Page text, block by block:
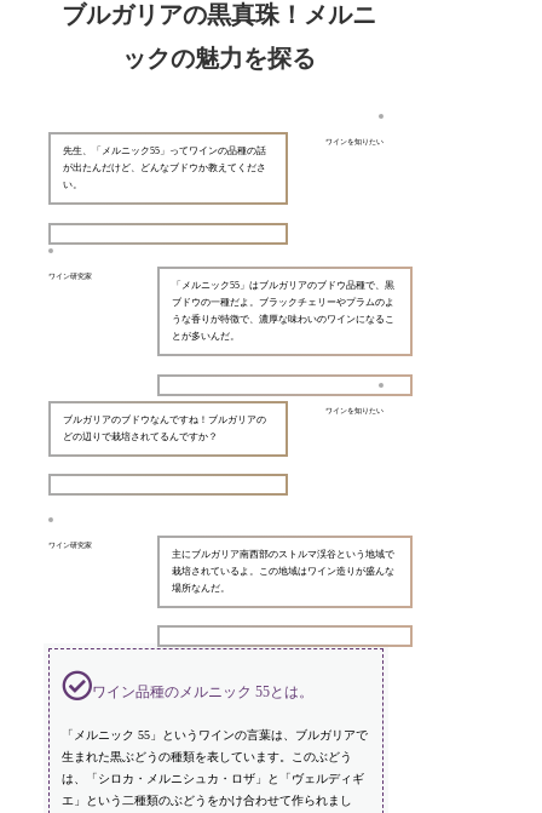
ブルガリアの黒真珠！メルニ
ックの魅力を探る
ワインを知りたい
先生、「メルニック55」ってワインの品種の話
が出たんだけど、どんなブドウか教えてくださ
い。
ワイン研究家
「メルニック55」はブルガリアのブドウ品種で、黒
ブドウの一種だよ。ブラックチェリーやプラムのよ
うな香りが特徴で、濃厚な味わいのワインになるこ
とが多いんだ。
ワインを知りたい
ブルガリアのブドウなんですね！ブルガリアの
どの辺りで栽培されてるんですか？
ワイン研究家
主にブルガリア南西部のストルマ渓谷という地域で
栽培されているよ。この地域はワイン造りが盛んな
場所なんだ。
ワイン品種のメルニック 55とは。
「メルニック 55」というワインの言葉は、ブルガリアで
生まれた黒ぶどうの種類を表しています。このぶどう
は、「シロカ・メルニシュカ・ロザ」と「ヴェルディギ
エ」という二種類のぶどうをかけ合わせて作られまし